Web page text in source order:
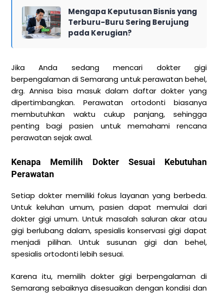
Mengapa Keputusan Bisnis yang
Terburu-Buru Sering Berujung
pada Kerugian?
Jika Anda sedang mencari dokter gigi
berpengalaman di Semarang untuk perawatan behel,
drg. Annisa bisa masuk dalam daftar dokter yang
dipertimbangkan. Perawatan ortodonti biasanya
membutuhkan waktu cukup panjang, sehingga
penting bagi pasien untuk memahami rencana
perawatan sejak awal.
Kenapa Memilih Dokter Sesuai Kebutuhan
Perawatan
Setiap dokter memiliki fokus layanan yang berbeda.
Untuk keluhan umum, pasien dapat memulai dari
dokter gigi umum. Untuk masalah saluran akar atau
gigi berlubang dalam, spesialis konservasi gigi dapat
menjadi pilihan. Untuk susunan gigi dan behel,
spesialis ortodonti lebih sesuai.
Karena itu, memilih dokter gigi berpengalaman di
Semarang sebaiknya disesuaikan dengan kondisi dan